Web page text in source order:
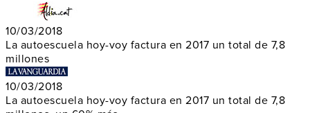
10/03/2018
La autoescuela hoy-voy factura en 2017 un total de 7,8
millones
10/03/2018
La autoescuela hoy-voy factura en 2017 un total de 7,8